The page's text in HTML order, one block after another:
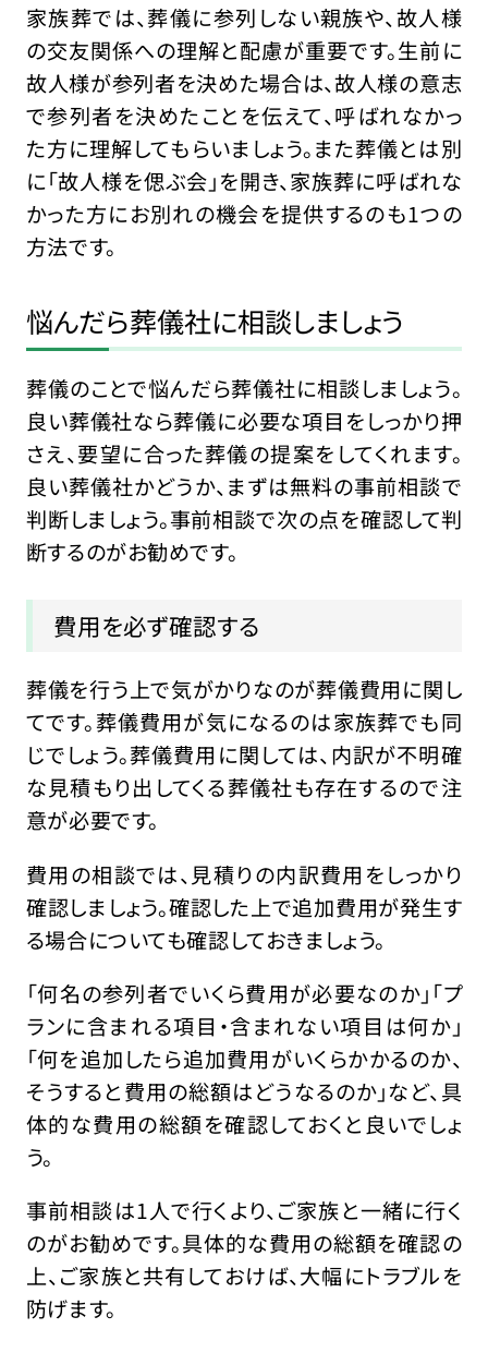
家族葬では、葬儀に参列しない親族や、故人様
の交友関係への理解と配慮が重要です。生前に
故人様が参列者を決めた場合は、故人様の意志
で参列者を決めたことを伝えて、呼ばれなかっ
た方に理解してもらいましょう。また葬儀とは別
に「故人様を偲ぶ会」を開き、家族葬に呼ばれな
かった方にお別れの機会を提供するのも1つの
方法です。
悩んだら葬儀社に相談しましょう
葬儀のことで悩んだら葬儀社に相談しましょう。
良い葬儀社なら葬儀に必要な項目をしっかり押
さえ、要望に合った葬儀の提案をしてくれます。
良い葬儀社かどうか、まずは無料の事前相談で
判断しましょう。事前相談で次の点を確認して判
断するのがお勧めです。
費用を必ず確認する
葬儀を行う上で気がかりなのが葬儀費用に関し
てです。葬儀費用が気になるのは家族葬でも同
じでしょう。葬儀費用に関しては、内訳が不明確
な見積もり出してくる葬儀社も存在するので注
意が必要です。
費用の相談では、見積りの内訳費用をしっかり
確認しましょう。確認した上で追加費用が発生す
る場合についても確認しておきましょう。
「何名の参列者でいくら費用が必要なのか」「プ
ランに含まれる項目・含まれない項目は何か」
「何を追加したら追加費用がいくらかかるのか、
そうすると費用の総額はどうなるのか」など、具
体的な費用の総額を確認しておくと良いでしょ
う。
事前相談は1人で行くより、ご家族と一緒に行く
のがお勧めです。具体的な費用の総額を確認の
上、ご家族と共有しておけば、大幅にトラブルを
防げます。